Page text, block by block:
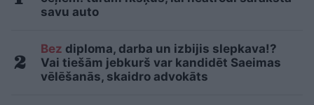
savu auto
Bez diploma, darba un izbijis slepkava!?
Vai tiešām jebkurš var kandidēt Saeimas
vēlēšanās, skaidro advokāts